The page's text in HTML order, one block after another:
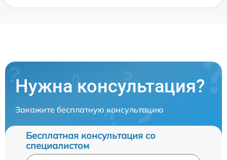
Нужна консультация?
Закажите бесплатную консультацию
Бесплатная консультация со
специалистом